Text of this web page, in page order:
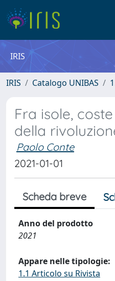
IRIS
IRIS Catalogo UNIBAS
Fra isole,
della
Paolo Conte
2021-01-01
Scheda breve
Anno del prodotto
2021
Appare nelle tipologie:
1.1 Articolo su Rivista